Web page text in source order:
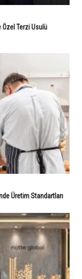
Özel Terzi Usulü
Üretim Standartları